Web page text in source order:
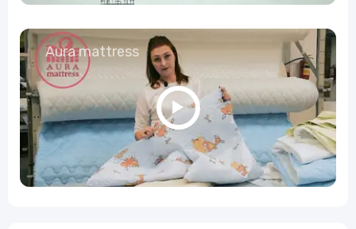
Aura mattress